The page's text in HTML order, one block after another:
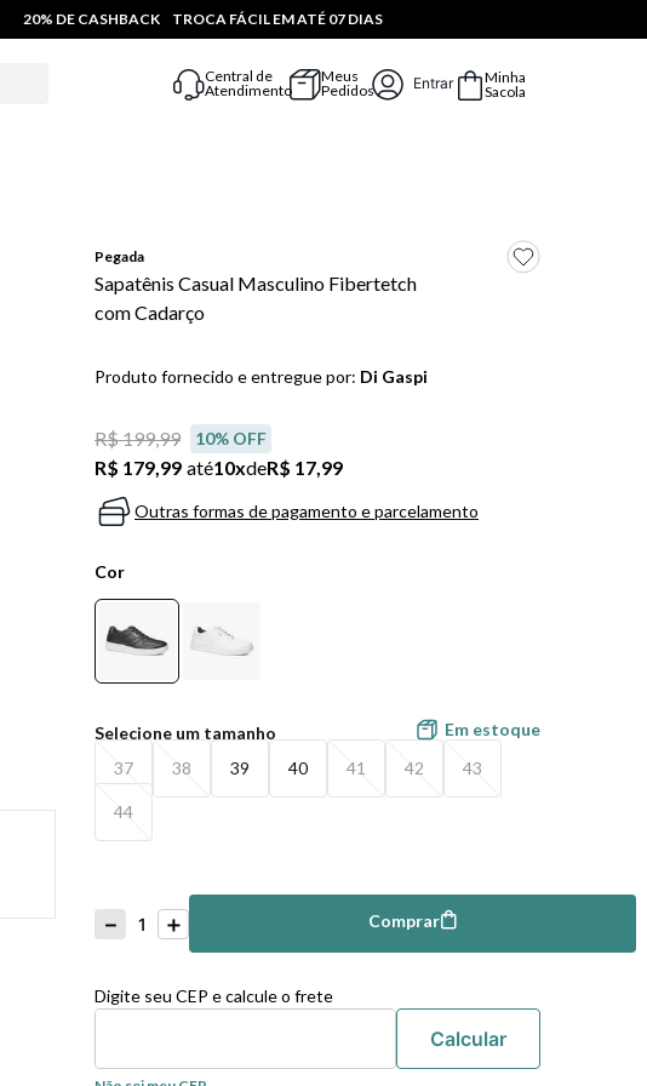
20% DE CASHBACK TROCA FÁCIL EM ATÉ 07 DIAS
Central de
Atendimento
Meus
Pedidos
Entrar
Minha
Sacola
Pegada
Sapatênis Casual Masculino Fibertetch
com Cadarço
Produto fornecido e entregue por: Di Gaspi
R$ 199,99 10% OFF
R$ 179,99 até10xdeR$ 17,99
Outras formas de pagamento e parcelamento
Cor
37 38 39 40 41 42 43
44
Em estoque
＋
－
Comprar Comprar
Digite seu CEP e calcule o frete